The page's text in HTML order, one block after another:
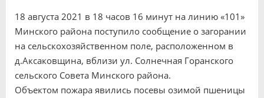
18 августа 2021 в 18 часов 16 минут на линию «101»
Минского района поступило сообщение о загорании
на сельскохозяйственном поле, расположенном в
д.Аксаковщина, вблизи ул. Солнечная Горанского
сельского Совета Минского района.
Объектом пожара явились посевы озимой пшеницы